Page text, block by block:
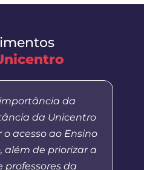
da
da Unicentro
acesso ao Ensino
além de priorizar a
professores da